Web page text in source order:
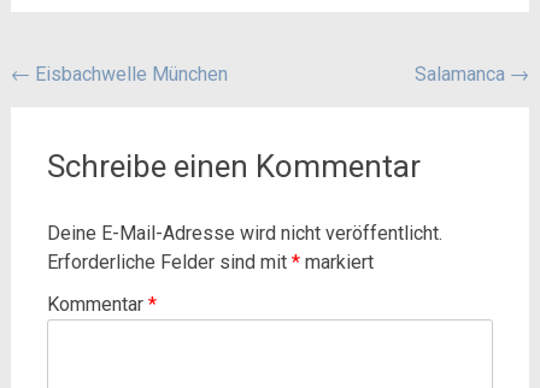
Beitragsnavigation
← Eisbachwelle München Salamanca →
Schreibe einen Kommentar
Deine E-Mail-Adresse wird nicht veröffentlicht.
Erforderliche Felder sind mit *markiert
Kommentar *